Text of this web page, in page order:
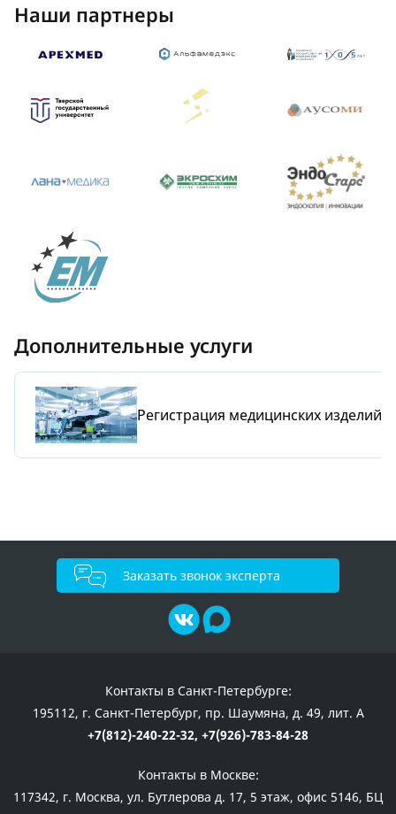
Наши партнеры
Дополнительные услуги
Регистрация медицинских издeлий
Заказать звонок эксперта
Контакты в Санкт-Петербурге:
195112, г. Санкт-Петербург, пр. Шаумяна, д. 49, лит. А
+7(812)-240-22-32, +7(926)-783-84-28
Контакты в Москве:
117342, г. Москва, ул. Бутлерова д. 17, 5 этаж, офис 5146, БЦ